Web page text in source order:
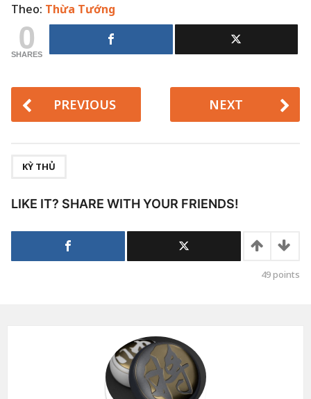
Theo: Thừa Tướng
0
SHARES
PREVIOUS NEXT
KỲ THỦ
LIKE IT? SHARE WITH YOUR FRIENDS!
49points